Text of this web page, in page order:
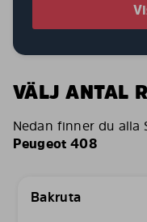
VÄLJ ANTAL
Nedan finner du alla
Peugeot 408
Bakruta